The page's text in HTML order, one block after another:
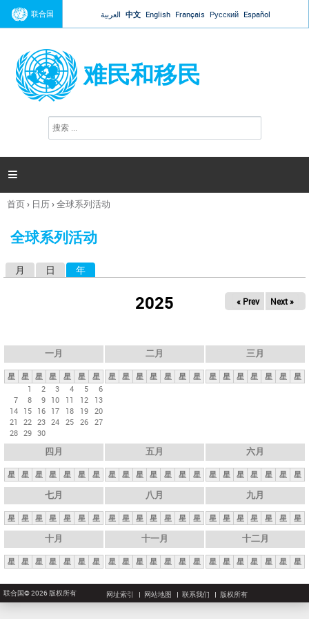
Jump to navigation
联合国 العربية 中文 English Français Русский Español
难民和移民
搜
索

你
这
首页› 日历›全球系列活动
全球系列活动
月 日 年
2025 « Prev Next »
一月
星 星 星 星 星 星
星
1
2 3 4 5
6
7
8 9 10 11 12
13
14 15 16 17 18 19 20
21
22 23 24 25 26 27
28 29 30
二月
星 星 星 星 星 星 星
三月
星 星 星 星 星 星 星
四月
星 星 星 星 星 星 星
五月
星 星 星 星 星 星 星
六月
星 星 星 星 星 星 星
七月
星 星 星 星 星 星 星
八月
星 星 星 星 星 星 星
九月
星 星 星 星 星 星 星
十月
星 星 星 星 星 星 星
十一月
星 星 星 星 星 星 星
十二月
星 星 星 星 星 星 星
联合国© 2026 版权所有 网址索引 网站地图 联系我们 版权所有